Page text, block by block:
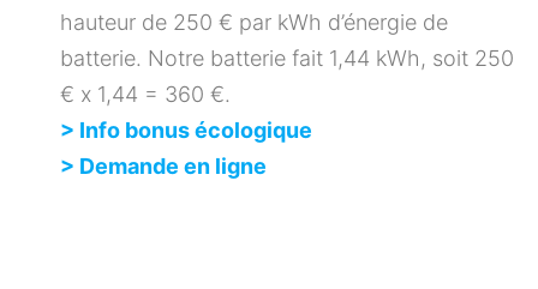
hauteur de 250 € par kWh d’énergie de
batterie. Notre batterie fait 1,44 kWh, soit 250
€ x 1,44 = 360 €.
> Info bonus écologique
> Demande en ligne